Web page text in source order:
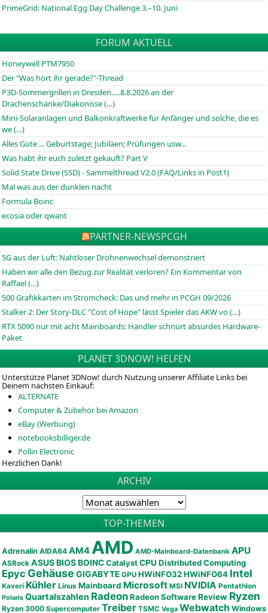
PrimeGrid: National Egg Day Challenge 3.–10. Juni
FORUM AKTUELL
Honeywell PTM7950
Der "Was hört ihr gerade?"-Thread
P3D-Sommergrillen in Dresden.....8.8.2026 an der
Drachenschänke/Diakonisse (…)
Mini-Solaranlagen und Balkonkraftwerke für Anfänger und solche, die es
we (…)
Alles Gute ... Geburtstage; Jubiläen; Prüfungen usw...
Was habt ihr euch zuletzt gekauft? Part V
Solid State Drive (SSD) - Sammelthread V2.0 (FAQ/Links in Post1)
Mal was aus der dunklen nacht
Formula Boinc
ecosia oder qwant
PARTNER-NEWSPCGH
5G aus der Luft: Nahtloser Drohnenwechsel demonstriert
Haben wir alle den Bezug zur Realität verloren? Ein Kommentar von
Raffael (…)
500 Grafikkarten im Stromcheck: Das und mehr in PCGH 09/2026
Stalker 2: Der Story-DLC "Cost of Hope" lässt Spieler das AKW vo (…)
RTX 5090 nur mit acht Mainboards: Händler schnürt absurdes Hardware-
Paket
PLANET 3DNOW! HELFEN
Unterstütze Planet 3DNow! durch Nutzung unserer Affiliate Links bei
Deinem nächsten Einkauf:
ALTERNATE
Computer & Zubehör bei Amazon
eBay (Werbung)
notebooksbilliger.de
Pollin Electronic
Herzlichen Dank!
ARCHIV
TOP-THEMEN
Adrenalin AIDA64 AM4AMD AMD-Mainboard-Datenbank APU
ASRock ASUSBIOSBOINC Catalyst CPU Distributed Computing
Epyc Gehäuse GIGABYTE GPU HWiNFO32HWiNFO64 Intel
Kaveri Kühler Linux Mainboard Microsoft MSI NVIDIA Pentathlon
Polaris Quartalszahlen RadeonRadeon SoftwareReview Ryzen
Ryzen 3000 Supercomputer Treiber TSMC Vega Webwatch Windows